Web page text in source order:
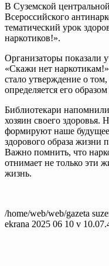
В Суземской
Всероссийского
тематический урок
наркотиков!».
Организаторы показали
«Скажи нет
стало утверждение о
определяется его
Библиотекари
хозяин своего
формируют наше
здорового образа жизни
Важно помнить, что
отнимает не только эти
жизнь.
/home/web/web/gazeta
ekrana 2025 06 10 v